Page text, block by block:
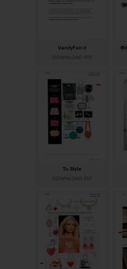
VanityFair.it
DOWNLOAD PDF
Tu Style
DOWNLOAD PDF